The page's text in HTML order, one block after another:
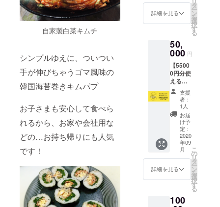
自家製白菜キムチ
シンプルゆえに、ついつい
手が伸びちゃうゴマ風味の
韓国海苔巻きキムパプ
お子さまも安心して食べら
れるから、お家や会社用な
どの…お持ち帰りにも人気
です！
時のご
本人確
報とし
て使用
させて
頂きま
す。
と、残
高は無
気をつ
けくだ
さい。
※「お届
け先情
報」が
必須に
なって
おりま
すが、
カード
の配送
はいた
しませ
ん。受
時のご
本人確
報とし
カード
は2020
された
店舗に
てお受
け取り
くださ
い。 ※
有効期
限は
2021年
2月末日
までと
なりま
す。 ※
有効期
限を過
ぎます
と、残
のでお
食券
カード
をお渡
しいた
す。 ・
カード
受け渡
し時
に、店
舗ス
タッフ
より心
からの
お礼の
メッ
セージ
をお伝
えしま
す。 ※
カード
は2020
された
詳細を見る
タ
ー
ン
を
選
択
す
る
50,
000 円
【5500
0円分使
えるの
BUY
LOCAL
nagoya
カー
ド】 ・
店舗で
使える
55000
円分の
食券
カード
をお渡
しいた
す。 ・
支援
者：
1人
お届
け予
定：
2020
年09
月
詳細を見る
こ
の
リ
タ
ー
ン
を
選
択
す
る
100